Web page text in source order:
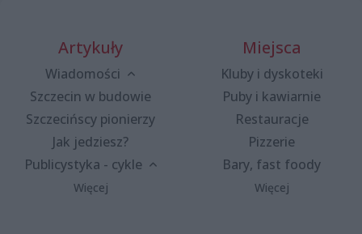
Artykuły
Wiadomości
Szczecin w budowie
Szczecińscy pionierzy
Jak jedziesz?
Publicystyka - cykle
Więcej
Miejsca
Kluby i dyskoteki
Puby i kawiarnie
Restauracje
Pizzerie
Bary, fast foody
Więcej